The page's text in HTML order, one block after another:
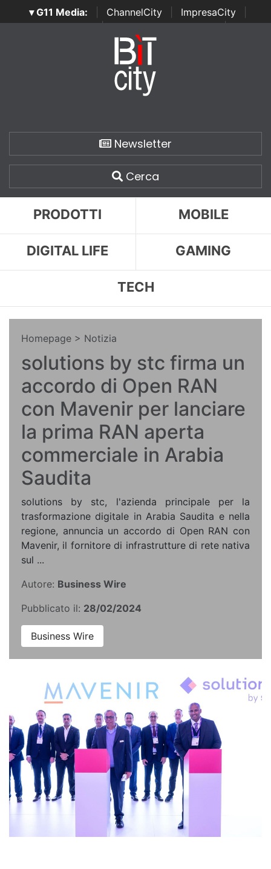
▾ G11 Media: ChannelCity ImpresaCity
SecurityOpenLab | Italian Channel Awards | Italian
Italian Security Awards
Newsletter
Cerca
PRODOTTI MOBILE
DIGITAL LIFE GAMING
TECH
Homepage > Notizia
solutions by stc firma un
accordo di Open RAN
con Mavenir per lanciare
la prima RAN aperta
commerciale in Arabia
Saudita
solutions by stc, l'azienda principale per la
trasformazione digitale in Arabia Saudita e nella
regione, annuncia un accordo di Open RAN con
Mavenir, il fornitore di infrastrutture di rete nativa
sul ...
Autore: Business Wire
Pubblicato il: 28/02/2024
Business Wire